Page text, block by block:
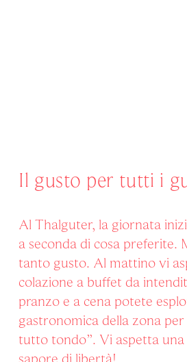
Il gusto per tutti i
Al Thalguter, la giornata
a seconda di cosa preferite.
tanto gusto. Al mattino vi
colazione a buffet da
pranzo e a cena potete
gastronomica della zona per
tutto tondo”. Vi aspetta una
sapore di libertà!